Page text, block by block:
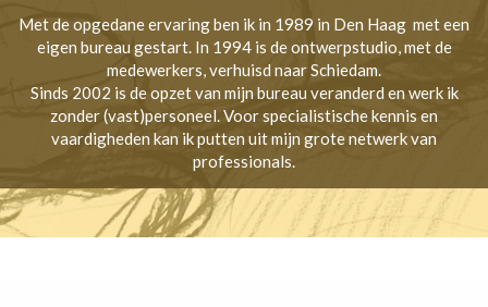
Met de opgedane ervaring ben ik in 1989 in Den Haag met een
eigen bureau gestart. In 1994 is de ontwerpstudio, met de
medewerkers, verhuisd naar Schiedam.
Sinds 2002 is de opzet van mijn bureau veranderd en werk ik
zonder (vast)personeel. Voor specialistische kennis en
vaardigheden kan ik putten uit mijn grote netwerk van
professionals.